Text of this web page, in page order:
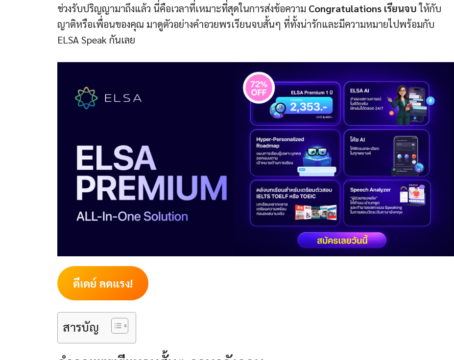
ช่วงรับปริญญามาถึงแล้ว นี่คือเวลาที่เหมาะที่สุดในการส่งข้อความ Congratulations เรียนจบให้กับ
ญาติหรือเพื่อนของคุณ มาดูตัวอย่างคำอวยพรเรียนจบสั้นๆ ที่ทั้งน่ารักและมีความหมายไปพร้อมกับ
ELSA Speak กันเลย
ดีเดย์ ลดแรง!
สารบัญ